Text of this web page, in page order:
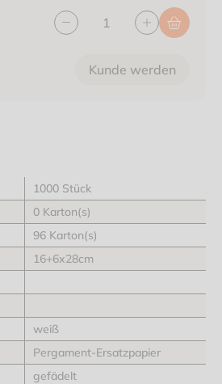
Kunde werden
1000 Stück
0 Karton(s)
96 Karton(s)
16+6x28cm
weiß
Pergament-Ersatzpapier
gefädelt